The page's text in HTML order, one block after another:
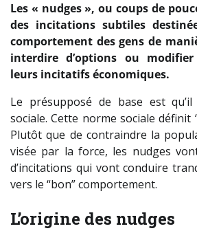
Les « nudges », ou coups de
des incitations subtiles
comportement des gens de
interdire d’options ou
leurs incitatifs économiques.
Le présupposé de base est
sociale. Cette norme sociale définit
Plutôt que de contraindre la
visée par la force, les nudges
d’incitations qui vont conduire
vers le “bon” comportement.
L’origine des nudges